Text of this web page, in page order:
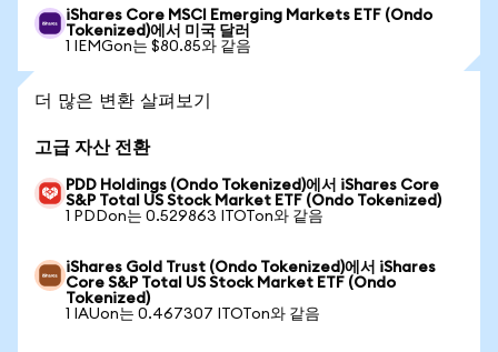
iShares Core MSCI Emerging Markets ETF (Ondo
Tokenized)에서 미국 달러
1 IEMGon는 $80.85와 같음
더 많은 변환 살펴보기
고급 자산 전환
PDD Holdings (Ondo Tokenized)에서 iShares Core
S&P Total US Stock Market ETF (Ondo Tokenized)
1 PDDon는 0.529863 ITOTon와 같음
iShares Gold Trust (Ondo Tokenized)에서 iShares
Core S&P Total US Stock Market ETF (Ondo
Tokenized)
1 IAUon는 0.467307 ITOTon와 같음